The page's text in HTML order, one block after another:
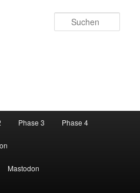
Phase 3 Phase 4
Mastodon